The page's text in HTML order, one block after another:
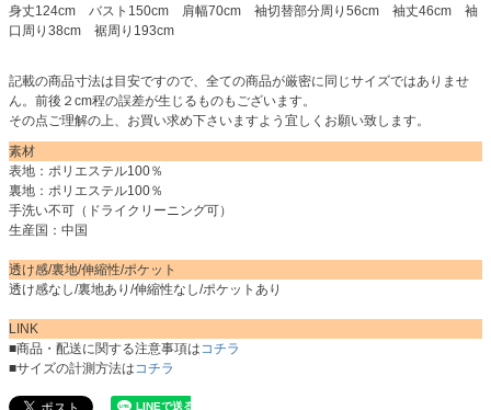
身丈124cm バスト150cm 肩幅70cm 袖切替部分周り56cm 袖丈46cm 袖
口周り38cm 裾周り193cm
記載の商品寸法は目安ですので、全ての商品が厳密に同じサイズではありませ
ん。前後２cm程の誤差が生じるものもございます。
その点ご理解の上、お買い求め下さいますよう宜しくお願い致します。
素材
表地：ポリエステル100％
裏地：ポリエステル100％
手洗い不可（ドライクリーニング可）
生産国：中国
透け感/裏地/伸縮性/ポケット
透け感なし/裏地あり/伸縮性なし/ポケットあり
LINK
■商品・配送に関する注意事項はコチラ
■サイズの計測方法はコチラ